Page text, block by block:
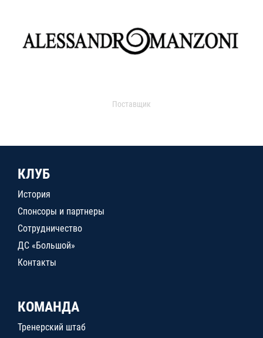
Поставщик
КЛУБ
История
Спонсоры и партнеры
Сотрудничество
ДС «Большой»
Контакты
КОМАНДА
Тренерский штаб